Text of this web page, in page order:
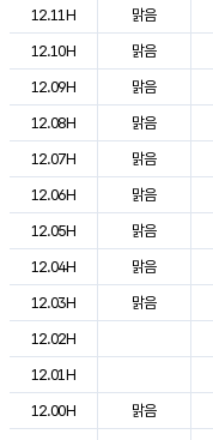
12.11H
맑음
12.10H
맑음
12.09H
맑음
12.08H
맑음
12.07H
맑음
12.06H
맑음
12.05H
맑음
12.04H
맑음
12.03H
맑음
12.02H
12.01H
12.00H
맑음